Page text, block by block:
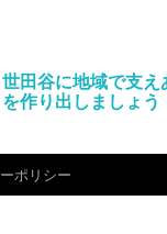
世田谷に地域で支
を作り出しましょう
ポリシー